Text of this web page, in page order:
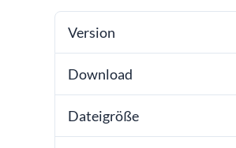
Version
Download
Dateigröße